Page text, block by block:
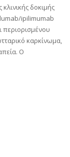
δοκιμής
ipilimumab
περιορισμένου
καρκίνωμα,
Ο